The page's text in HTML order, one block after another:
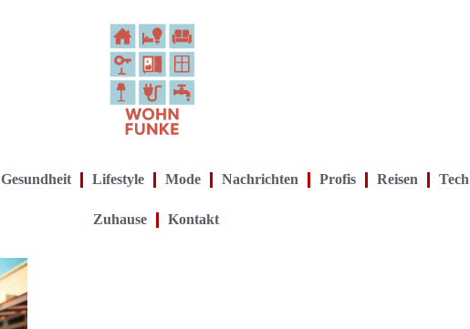
Gesundheit Lifestyle Mode Nachrichten Profis Reisen Tech
Zuhause Kontakt